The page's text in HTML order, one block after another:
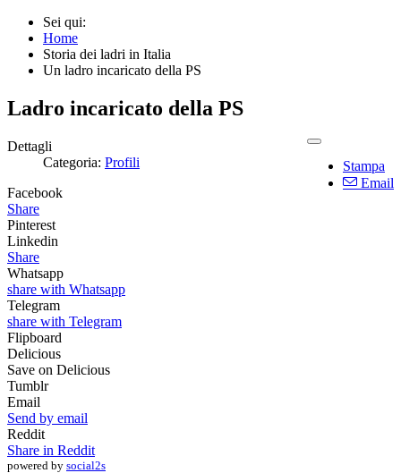
Sei qui:
Home
Storia dei ladri in Italia
Un ladro incaricato della PS
Ladro incaricato della PS
Stampa
Email
Dettagli
Categoria: Profili
Facebook
Share
Pinterest
Linkedin
Share
Whatsapp
share with Whatsapp
Telegram
share with Telegram
Flipboard
Delicious
Save on Delicious
Tumblr
Email
Send by email
Reddit
Share in Reddit
powered by social2s